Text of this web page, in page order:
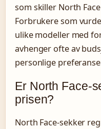
som skiller North
Forbrukere som
ulike modeller med
avhenger ofte av
personlige
Er North Face-
prisen?
North Face-sekker